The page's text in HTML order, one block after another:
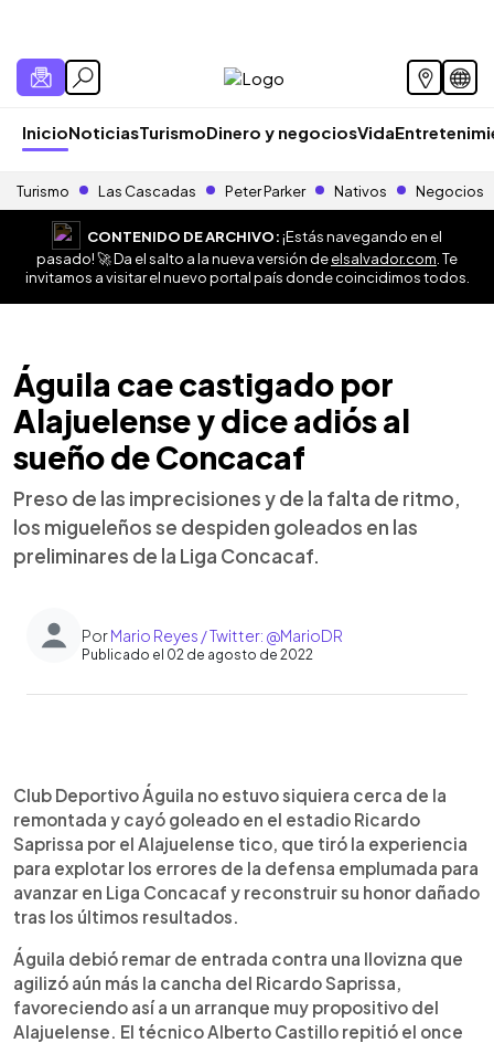
InicioNoticiasTurismoDinero y negociosVida
Turismo Las Cascadas Peter Parker Nativos Negocios
CONTENIDO DE ARCHIVO:¡Estás navegando en el
pasado! 🚀 Da el salto a la nueva versión deelsalvador.com . Te
invitamos a visitar el nuevo portal país donde coincidimos todos.
Águila cae castigado por
Alajuelense y dice adiós al
sueño de Concacaf
Preso de las imprecisiones y de la falta de ritmo,
los migueleños se despiden goleados en las
preliminares de la Liga Concacaf.
PorMario Reyes / Twitter: @MarioDR
Publicado el 02 de agosto de 2022
► Escuchar artículo
Club Deportivo Águila no estuvo siquiera cerca de la
remontada y cayó goleado en el estadio Ricardo
Saprissa por el Alajuelense tico, que tiró la experiencia
para explotar los errores de la defensa emplumada para
avanzar en Liga Concacaf y reconstruir su honor dañado
tras los últimos resultados.
Águila debió remar de entrada contra una llovizna que
agilizó aún más la cancha del Ricardo Saprissa,
favoreciendo así a un arranque muy propositivo del
Alajuelense. El técnico Alberto Castillo repitió el once